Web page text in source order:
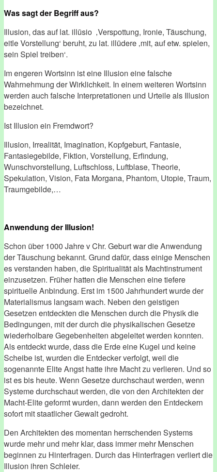
Was sagt der Begriff aus?
Illusion, das auf lat. illūsio ‚Verspottung, Ironie, Täuschung,
eitle Vorstellung‘ beruht, zu lat. illūdere ‚mit, auf etw. spielen,
sein Spiel treiben‘.
Im engeren Wortsinn ist eine Illusion eine falsche
Wahrnehmung der Wirklichkeit. In einem weiteren Wortsinn
werden auch falsche Interpretationen und Urteile als Illusion
bezeichnet.
Ist Illusion ein Fremdwort?
Illusion, Irrealität, Imagination, Kopfgeburt, Fantasie,
Fantasiegebilde, Fiktion, Vorstellung, Erfindung,
Wunschvorstellung, Luftschloss, Luftblase, Theorie,
Spekulation, Vision, Fata Morgana, Phantom, Utopie, Traum,
Traumgebilde,…
Anwendung der Illusion!
Schon über 1000 Jahre v Chr. Geburt war die Anwendung
der Täuschung bekannt. Grund dafür, dass einige Menschen
es verstanden haben, die Spiritualität als Machtinstrument
einzusetzen. Früher hatten die Menschen eine tiefere
spirituelle Anbindung. Erst im 1500 Jahrhundert wurde der
Materialismus langsam wach. Neben den geistigen
Gesetzen entdeckten die Menschen durch die Physik die
Bedingungen, mit der durch die physikalischen Gesetze
wiederholbare Gegebenheiten abgeleitet werden konnten.
Als entdeckt wurde, dass die Erde eine Kugel und keine
Scheibe ist, wurden die Entdecker verfolgt, weil die
sogenannte Elite Angst hatte ihre Macht zu verlieren. Und so
ist es bis heute. Wenn Gesetze durchschaut werden, wenn
Systeme durchschaut werden, die von den Architekten der
Macht-Elite geformt wurden, dann werden den Entdeckern
sofort mit staatlicher Gewalt gedroht.
Den Architekten des momentan herrschenden Systems
wurde mehr und mehr klar, dass immer mehr Menschen
beginnen zu Hinterfragen. Durch das Hinterfragen verliert die
Illusion ihren Schleier.